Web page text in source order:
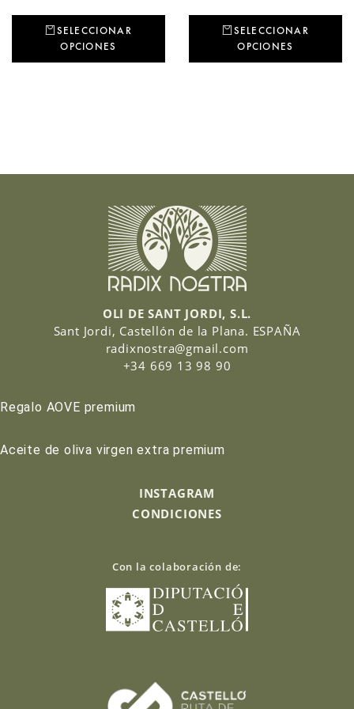
SELECCIONAR
OPCIONES
SELECCIONAR
OPCIONES
OLI DE SANT JORDI, S.L.
Sant Jordi, Castellón de la Plana. ESPAÑA
radixnostra@gmail.com
+34 669 13 98 90
Regalo AOVE premium
Aceite de oliva virgen extra premium
INSTAGRAM
CONDICIONES
Con la colaboración de: